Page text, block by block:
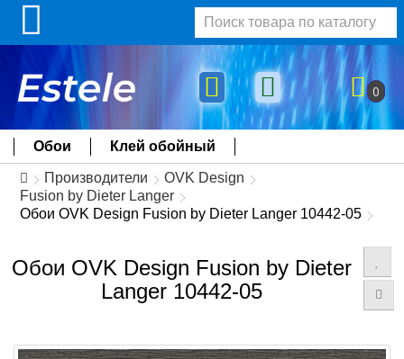
0
Обои Клей обойный
Производители
OVK Design
Fusion by Dieter Langer
Обои OVK Design Fusion by Dieter Langer 10442-05
Обои OVK Design Fusion by Dieter
Langer 10442-05